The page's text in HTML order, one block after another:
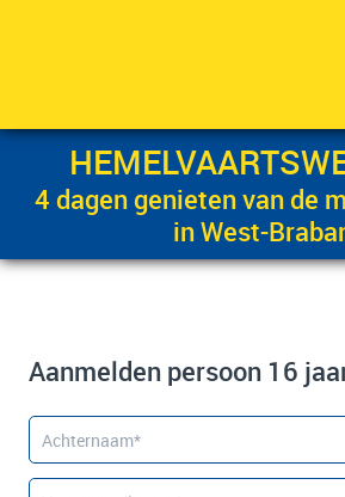
4 dagen genieten van de
in West-
Aanmelden persoon 16